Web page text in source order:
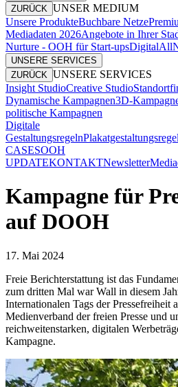
ZURÜCK UNSER MEDIUM
Unsere ProdukteBuchbare Netze
Mediadaten 2026Angebote in Ihrer
Nurture - OOH für Start-ups
UNSERE SERVICES
ZURÜCK UNSERE SERVICES
Insight StudioCreative Studio
Dynamische Kampagnen3D-
politische Kampagnen
Digitale
Gestaltungsregeln
CASESOOH
UPDATEKONTAKTNewsletter
Kampagne für
auf DOOH
17. Mai 2024
Freie Berichterstattung ist das
zum dritten Mal war Wall in diesem
Internationalen Tags der Pressefreiheit
Medienverband der freien Presse und
reichweitenstarken, digitalen
Kampagne.